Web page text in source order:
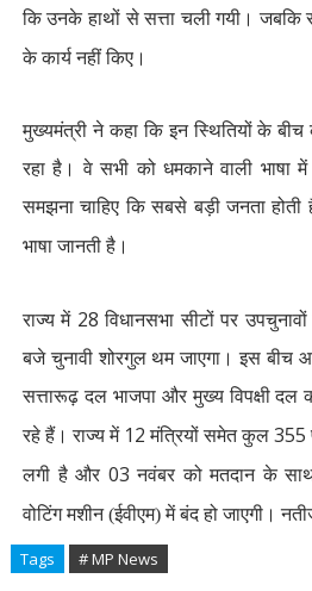
कि उनके हाथों से सत्ता चली गयी। जबकि
के कार्य नहीं किए।
मुख्यमंत्री ने कहा कि इन स्थितियों के
रहा है। वे सभी को धमकाने वाली
समझना चाहिए कि सबसे बड़ी जनता
भाषा जानती है।
राज्य में 28 विधानसभा सीटों पर
बजे चुनावी शोरगुल थम जाएगा। इस
सत्तारूढ़ दल भाजपा और मुख्य विपक्षी दल
रहे हैं। राज्य में 12 मंत्रियों समेत कुल355
लगी है और 03 नवंबर को मतदान के
वोटिंग मशीन (ईवीएम) में बंद हो जाएगी।
Tags # MP News